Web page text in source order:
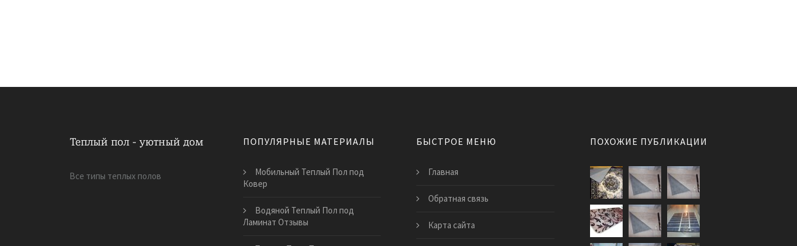
Все типы теплых полов
ПОПУЛЯРНЫЕ МАТЕРИАЛЫ
Мобильный Теплый Пол под
Ковер
Водяной Теплый Пол под
Ламинат Отзывы
БЫСТРОЕ МЕНЮ
Главная
Обратная связь
Карта сайта
ПОХОЖИЕ ПУБЛИКАЦИИ